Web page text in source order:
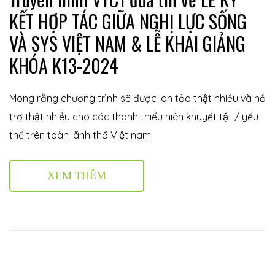
KẾT HỢP TÁC GIỮA NGHỊ LỰC SỐNG
VÀ SYS VIỆT NAM & LỄ KHAI GIẢNG
KHÓA K13-2024
Mong rằng chương trình sẽ được lan tỏa thật nhiều và hỗ
trợ thật nhiều cho các thanh thiếu niên khuyết tật / yếu
thế trên toàn lãnh thổ Việt nam.
XEM THÊM